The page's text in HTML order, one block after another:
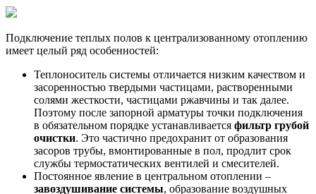
Подключение теплых полов к централизованному отоплению
имеет целый ряд особенностей:
Теплоноситель системы отличается низким качеством и
засоренностью твердыми частицами, растворенными
солями жесткости, частицами ржавчины и так далее.
Поэтому после запорной арматуры точки подключения
в обязательном порядке устанавливается фильтр грубой
очистки. Это частично предохранит от образования
засоров трубы, вмонтированные в пол, продлит срок
службы термостатических вентилей и смесителей.
Постоянное явление в центральном отоплении –
завоздушивание системы, образование воздушных